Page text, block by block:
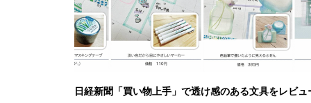
日経新聞「買い物上手」で透け感のある文具をレビュ